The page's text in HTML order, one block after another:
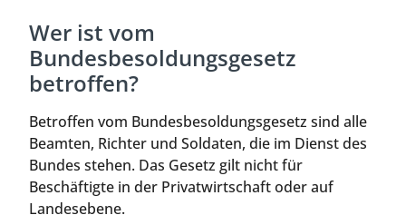
Wer ist vom
Bundesbesoldungsgesetz
betroffen?
Betroffen vom Bundesbesoldungsgesetz sind alle
Beamten, Richter und Soldaten, die im Dienst des
Bundes stehen. Das Gesetz gilt nicht für
Beschäftigte in der Privatwirtschaft oder auf
Landesebene.